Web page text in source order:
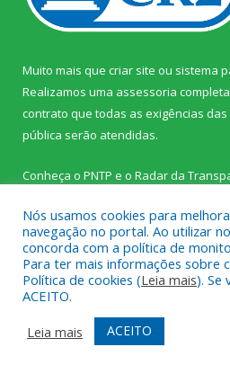
Muito mais que criar site ou sistema
Realizamos uma assessoria
contrato que todas as exigências das
pública serão atendidas.
Conheça o PNTP e o Radar da
Todos os direitos reservados a
do Pará.
Mapa do Site
Acessar Área
Acessar Webmail
Nós usamos cookies para
navegação no portal. Ao utilizar
concorda com a política de
Para ter mais informações sobre
Política de cookies (Leia mais). Se
ACEITO.
Leia mais
ACEITO